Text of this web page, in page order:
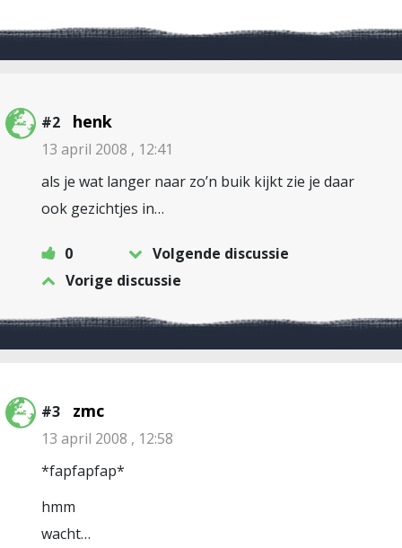
#2 henk
13 april 2008 , 12:41
als je wat langer naar zo’n buik kijkt zie je daar
ook gezichtjes in…
0
Volgende discussie
Vorige discussie
#3 zmc
13 april 2008 , 12:58
*fapfapfap*
hmm
wacht…